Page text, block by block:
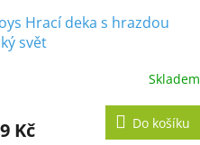
Hrací deka s hrazdou
svět
Skladem
Kč Do košíku